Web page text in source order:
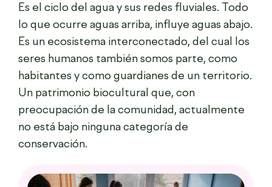
Es el ciclo del agua y sus redes fluviales. Todo
lo que ocurre aguas arriba, influye aguas abajo.
Es un ecosistema interconectado, del cual los
seres humanos también somos parte, como
habitantes y como guardianes de un territorio.
Un patrimonio biocultural que, con
preocupación de la comunidad, actualmente
no está bajo ninguna categoría de
conservación.